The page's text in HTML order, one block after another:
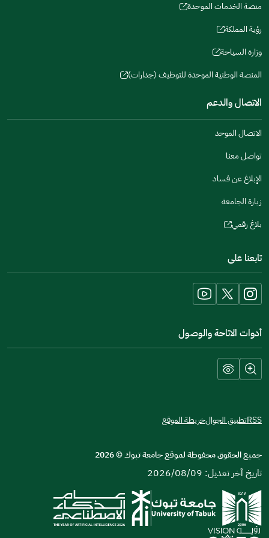
window)
new
window)
new
window)
منصة الخدمات الموحدة
(opens
new
window)
رؤية المملكة
(opens
new
وزارة السياحة
(opens
new
window)
المنصة الوطنية الموحدة للتوظيف (جدارات)
(opens
window)
الاتصال والدعم
الاتصال الموحد
تواصل معنا
الإبلاغ عن فساد
زيارة الجامعة
بلاغ رقمي
(opens
new
window)
تابعنا على
أدوات الاتاحة والوصول
RSSتطبيق الجوالخريطة الموقع
جميع الحقوق محفوظة لموقع جامعة تبوك©
2026
تاريخ آخر تعديل: 2026/08/09